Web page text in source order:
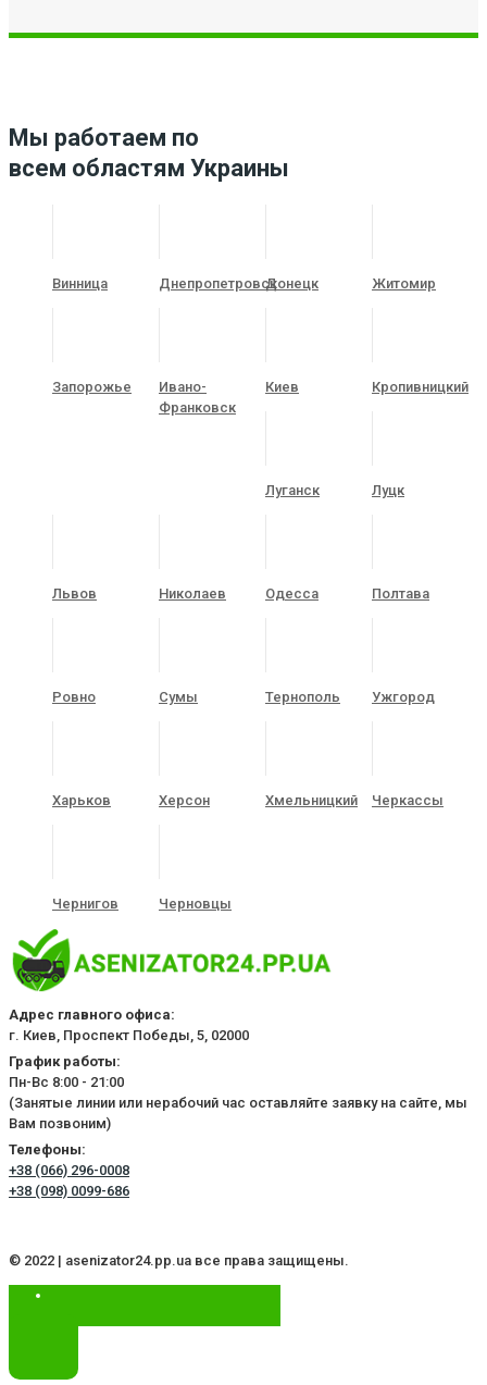
Мы работаем по
всем областям Украины
Винница ДнепропетровскДонецк Житомир
Запорожье
Ивано-
Франковск
Киев Кропивницкий
Луганск Луцк
Львов Николаев Одесса Полтава
Ровно Сумы Тернополь Ужгород
Харьков Херсон Хмельницкий Черкассы
Чернигов Черновцы
Адрес главного офиса:
г. Киев, Проспект Победы, 5, 02000
График работы:
Пн-Вс 8:00 - 21:00
(Занятые линии или нерабочий час оставляйте заявку на сайте, мы
Вам позвоним)
Телефоны:
+38 (066) 296-0008
+38 (098) 0099-686
© 2022 | asenizator24.pp.ua все права защищены.